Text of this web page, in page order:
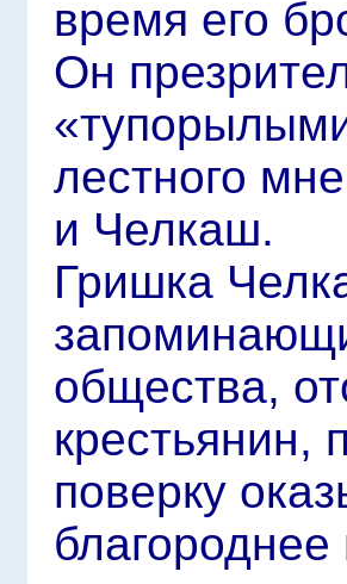
время его
Он
лестного
и Челкаш.
Гришка
общества,
крестьянин,
поверку